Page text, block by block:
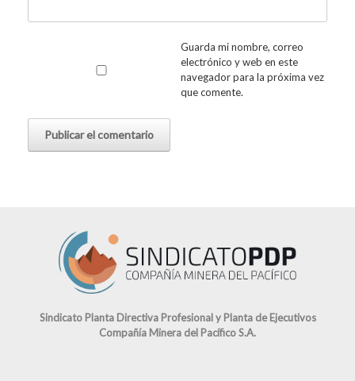
Guarda mi nombre, correo
electrónico y web en este
navegador para la próxima vez
que comente.
Sindicato Planta Directiva Profesional y Planta de Ejecutivos
Compañía Minera del Pacífico S.A.